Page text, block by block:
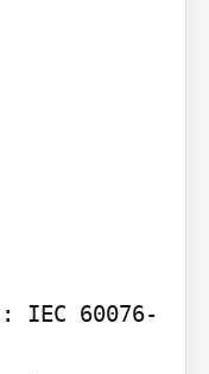
IEC 60076-